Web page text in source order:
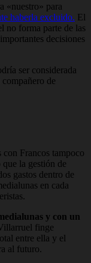
«nuestro» para
haberla excluido. El
no forma parte de las
decisiones
ser considerada
compañero de
con Francos tampoco
la gestión de
gastos dentro de
en cada
y con un
finge
entre ella y el
al futuro.